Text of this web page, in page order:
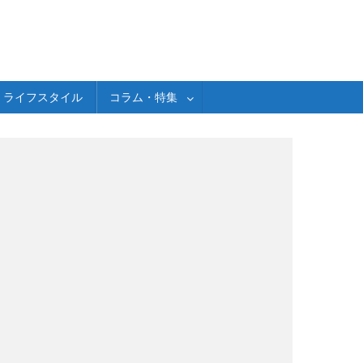
ライフスタイル コラム・特集